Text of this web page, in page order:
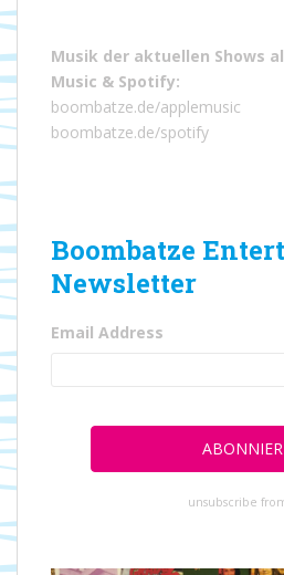
Musik der aktuellen Shows
Music & Spotify:
boombatze.de/applemusic
boombatze.de/spotify
Boombatze
Newsletter
Email Address
unsubscribe